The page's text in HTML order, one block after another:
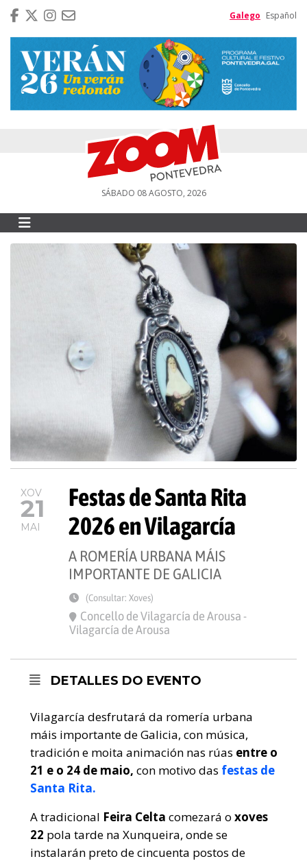
Galego Español
SÁBADO 08 AGOSTO, 2026
XOV
21
MAI
Festas de Santa Rita
2026 en Vilagarcía
A ROMERÍA URBANA MÁIS
IMPORTANTE DE GALICIA
(Consultar: Xoves)
Concello de Vilagarcía de Arousa -
Vilagarcía de Arousa
DETALLES DO EVENTO
Vilagarcía desfrutará da romería urbana
máis importante de Galicia, con música,
tradición e moita animación nas rúas entre o
21 e o 24 de maio, con motivo das festas de
Santa Rita.
A tradicional Feira Celta comezará o xoves
22 pola tarde na Xunqueira, onde se
instalarán preto de cincuenta postos de